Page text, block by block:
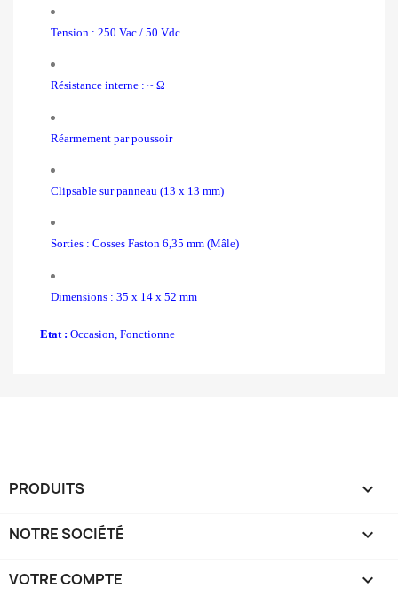
Tension : 250 Vac / 50 Vdc
Résistance interne : ~ Ω
Réarmement par poussoir
Clipsable sur panneau (13 x 13 mm)
Sorties : Cosses Faston 6,35 mm (Mâle)
Dimensions : 35 x 14 x 52 mm
Etat : Occasion, Fonctionne
PRODUITS 
NOTRE SOCIÉTÉ 
VOTRE COMPTE 